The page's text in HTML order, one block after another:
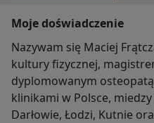
Moje doświadczenie
Nazywam się Maciej
kultury fizycznej,
dyplomowanym
klinikami w Polsce,